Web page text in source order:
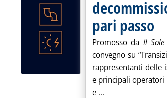
pari passo
Promosso da Il
convegno su
rappresentanti delle
e principali operatori
e ...